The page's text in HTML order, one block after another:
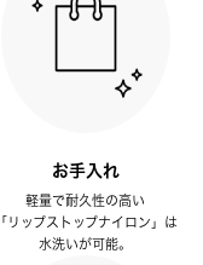
お手入れ
軽量で耐久性の高い
「リップストップナイロン」は
水洗いが可能。